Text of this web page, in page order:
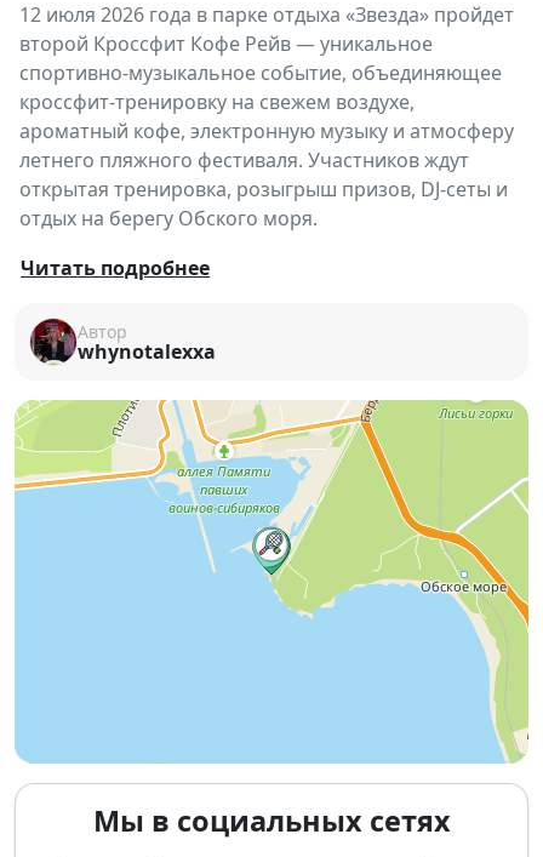
12 июля 2026 года в парке отдыха «Звезда» пройдет
второй Кроссфит Кофе Рейв — уникальное
спортивно-музыкальное событие, объединяющее
кроссфит-тренировку на свежем воздухе,
ароматный кофе, электронную музыку и атмосферу
летнего пляжного фестиваля. Участников ждут
открытая тренировка, розыгрыш призов, DJ-сеты и
отдых на берегу Обского моря.
Легендарный Кроссфит Кофе Рейв возвращается —
Организаторы подготовили идеальный формат
летнего выходного: тренировка под открытым
небом, бодрящий кофе, музыка и атмосфера
настоящего пляжного праздника.
В программе мероприятия:
🏋️ Открытая кроссфит-тренировка от команды
☕ Авторский кофе и освежающие лимонады от
🎤 Энергичный ведущий, который зарядит
участников настроением и мотивацией.
🎁 Розыгрыш подарков от партнеров мероприятия.
Читать подробнее
Автор
whynotalexxa
Мы в социальных сетях